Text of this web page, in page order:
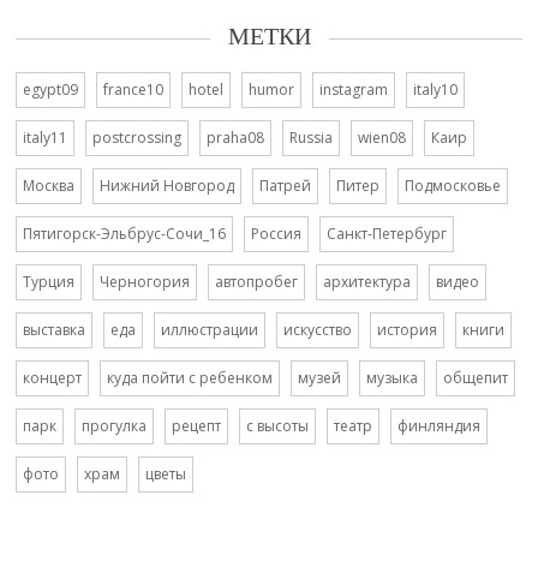
МЕТКИ
egypt09 france10 hotel humor instagram italy10
italy11 postcrossing praha08 Russia wien08 Каир
Москва Нижний Новгород Патрей Питер Подмосковье
Пятигорск-Эльбрус-Сочи_16 Россия Санкт-Петербург
Турция Черногория автопробег архитектура видео
выставка еда иллюстрации искусство история книги
концерт куда пойти с ребенком музей музыка общепит
парк прогулка рецепт с высоты театр финляндия
фото храм цветы